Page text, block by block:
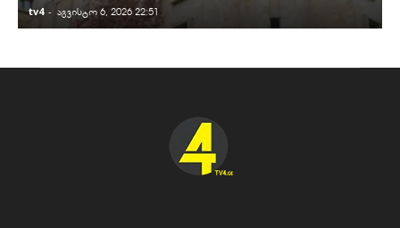
tv4 - აგვისტო 6, 2026 22:51